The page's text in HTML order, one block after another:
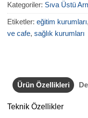
Kategoriler: Sıva Üstü
Etiketler: eğitim kurumları,
ve cafe, sağlık kurumları
Ürün Özellikleri
Teknik Özellikler